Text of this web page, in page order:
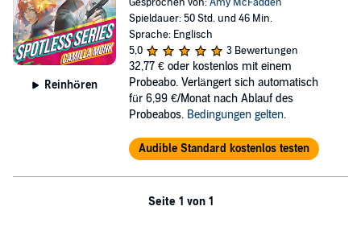
Reinhören
Spieldauer: 50 Std. und 46 Min.
Sprache: Englisch
5,0
3 Bewertungen
32,77 € oder kostenlos mit einem
Probeabo. Verlängert sich automatisch
für 6,99 €/Monat nach Ablauf des
Probeabos. Bedingungen gelten.
Audible Standard kostenlos testen
Seite 1 von 1